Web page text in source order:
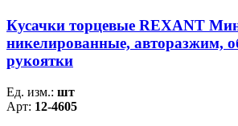
Кусачки торцевые REXANT
никелированные, авторазжим,
рукоятки
Ед. изм.: шт
Арт: 12-4605